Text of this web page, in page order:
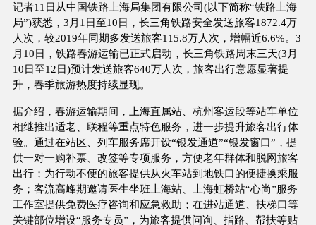
记者11日从中国铁路上海局集团有限公司(以下简称“铁路上海
局”)获悉，3月1日至10日，长三角铁路安全发送旅客1872.4万
人次，较2019年同期多发送旅客115.8万人次，增幅近6.6%。3
月10日，铁路春游运输已正式启动，长三角铁路周末三天(3月
10日至12日)预计发送旅客640万人次，旅客出行意愿显著提
升，春季旅游热度持续显现。
据介绍，春游运输期间，上海直属站、杭州客运段等站车单位
相继推出适老、联程等重点特色服务，进一步提升旅客出行体
验。通过在站区、列车服务席开设“银发通道”“银发窗口”，提
供一对一购补票、改签等专项服务，方便老年群体和脱网旅客
出行；为行动不便的旅客提供从火车站到地铁口的便捷换乘服
务；客流高峰期邀请医生坐班上海站、上海虹桥站“心尚”服务
工作室提供免费医疗咨询和应急救助；在进站通道、扶梯口等
关键部位增设“服务专员”，为旅客提供问询、指路、帮扶等贴